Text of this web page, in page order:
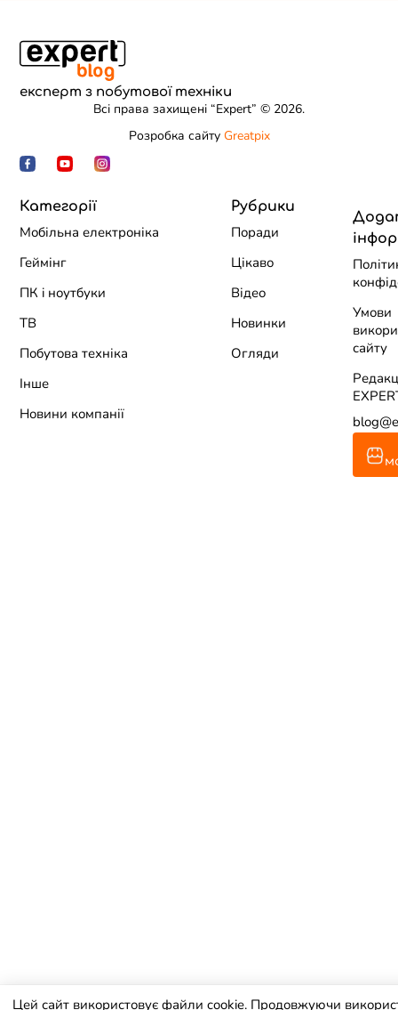
експерт з побутової техніки
Всі права захищені “Expert” © 2026.
Розробка сайту Greatpix
Категорії
Мобільна електроніка
Геймінг
ПК i ноутбуки
ТВ
Побутова техніка
Інше
Новини компанії
Рубрики
Поради
Цікаво
Відео
Новинки
Огляди
Умови
сайту
Цей сайт використовує файли cookie. Продовжуючи